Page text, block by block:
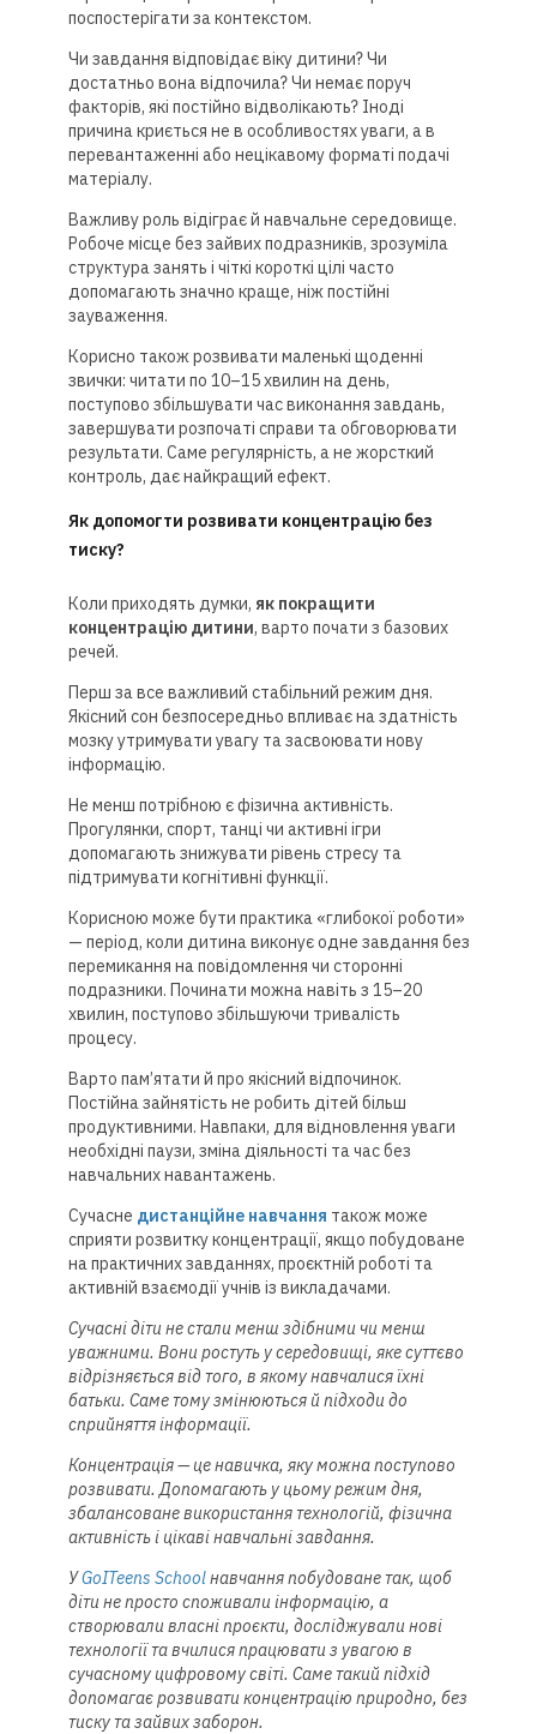
поспостерігати за контекстом.
Чи завдання відповідає віку дитини? Чи
достатньо вона відпочила? Чи немає поруч
факторів, які постійно відволікають? Іноді
причина криється не в особливостях уваги, а в
перевантаженні або нецікавому форматі подачі
матеріалу.
Важливу роль відіграє й навчальне середовище.
Робоче місце без зайвих подразників, зрозуміла
структура занять і чіткі короткі цілі часто
допомагають значно краще, ніж постійні
зауваження.
Корисно також розвивати маленькі щоденні
звички: читати по 10–15 хвилин на день,
поступово збільшувати час виконання завдань,
завершувати розпочаті справи та обговорювати
результати. Саме регулярність, а не жорсткий
контроль, дає найкращий ефект.
Як допомогти розвивати концентрацію без
тиску?
Коли приходять думки, як покращити
концентрацію дитини, варто почати з базових
речей.
Перш за все важливий стабільний режим дня.
Якісний сон безпосередньо впливає на здатність
мозку утримувати увагу та засвоювати нову
інформацію.
Не менш потрібною є фізична активність.
Прогулянки, спорт, танці чи активні ігри
допомагають знижувати рівень стресу та
підтримувати когнітивні функції.
Корисною може бути практика «глибокої роботи»
— період, коли дитина виконує одне завдання без
перемикання на повідомлення чи сторонні
подразники. Починати можна навіть з 15–20
хвилин, поступово збільшуючи тривалість
процесу.
Варто пам’ятати й про якісний відпочинок.
Постійна зайнятість не робить дітей більш
продуктивними. Навпаки, для відновлення уваги
необхідні паузи, зміна діяльності та час без
навчальних навантажень.
Сучасне дистанційне навчання також може
сприяти розвитку концентрації, якщо побудоване
на практичних завданнях, проєктній роботі та
активній взаємодії учнів із викладачами.
Сучасні діти не стали менш здібними чи менш
уважними. Вони ростуть у середовищі, яке суттєво
відрізняється від того, в якому навчалися їхні
батьки. Саме тому змінюються й підходи до
сприйняття інформації.
Концентрація — це навичка, яку можна поступово
розвивати. Допомагають у цьому режим дня,
збалансоване використання технологій, фізична
активність і цікаві навчальні завдання.
УGoITeens Schoolнавчання побудоване так, щоб
діти не просто споживали інформацію, а
створювали власні проєкти, досліджували нові
технології та вчилися працювати з увагою в
сучасному цифровому світі. Саме такий підхід
допомагає розвивати концентрацію природно, без
тиску та зайвих заборон.